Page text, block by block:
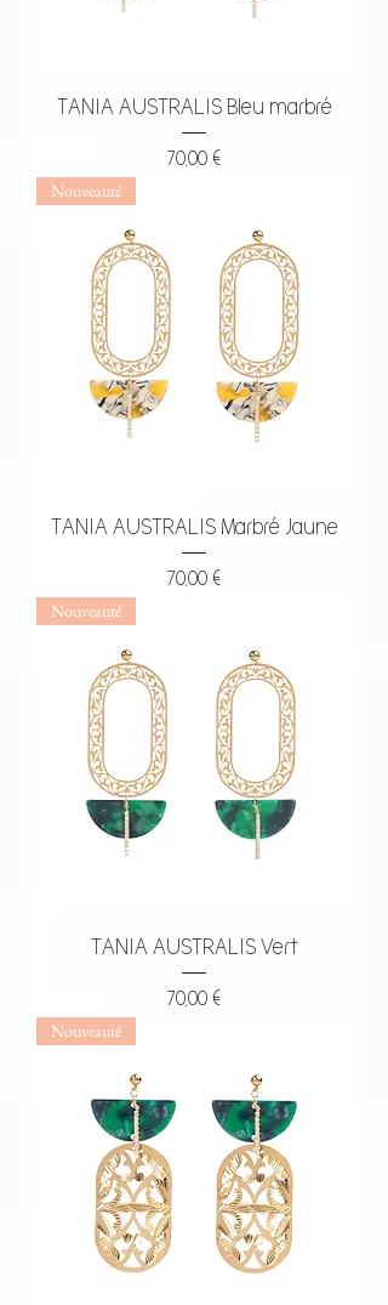
TANIA AUSTRALIS Bleu marbré
Prix
70,00 €
Nouveauté
TANIA AUSTRALIS Marbré Jaune
Prix
70,00 €
Nouveauté
TANIA AUSTRALIS Vert
Prix
70,00 €
Nouveauté